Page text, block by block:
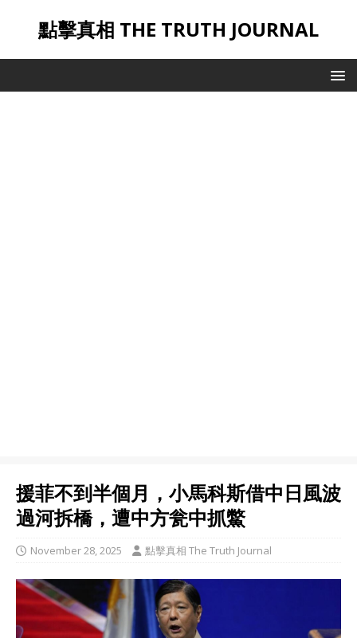
點擊真相 THE TRUTH JOURNAL
援菲不到半個月，小馬科斯借中日風波
過河拆橋，遭中方瓮中抓鱉
November 28, 2025 點擊真相 The Truth Journal